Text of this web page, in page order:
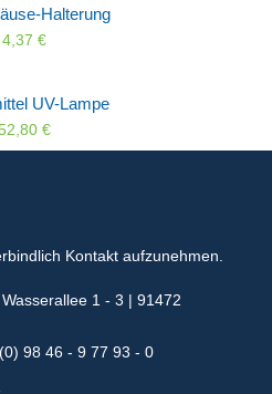
Halterung
4,37 €
UV-Lampe
€
Kontakt aufzunehmen.
1 - 3 | 91472
98 46 - 9 77 93 - 0